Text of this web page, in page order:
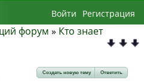
форум » Кто знает
Создать новую тему Ответить
Войти Регистрация